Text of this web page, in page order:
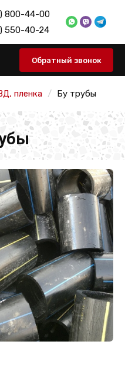
800-44-00
550-40-24
Обратный звонок
пленка Бу трубы